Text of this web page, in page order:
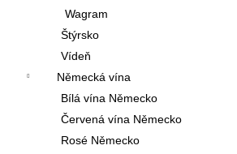
Wagram
Štýrsko
Vídeň
Německá vína
Bílá vína Německo
Červená vína Německo
Rosé Německo